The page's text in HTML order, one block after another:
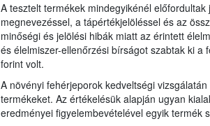
A tesztelt termékek mindegyikénél
megnevezéssel, a tápértékjelöléssel és az
minőségi és jelölési hibák miatt az érintett
és élelmiszer-ellenőrzési bírságot szabtak ki
forint volt.
A növényi fehérjeporok kedveltségi
termékeket. Az értékelésük alapján ugyan
eredményei figyelembevételével egyik termék